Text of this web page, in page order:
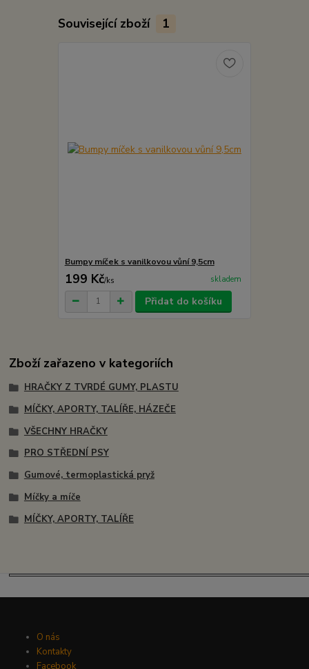
Související zboží 1
Bumpy míček s vanilkovou vůní 9,5cm
199 Kč/ks skladem
Přidat do košíku
Zboží zařazeno v kategoriích
HRAČKY Z TVRDÉ GUMY, PLASTU
MÍČKY, APORTY, TALÍŘE, HÁZEČE
VŠECHNY HRAČKY
PRO STŘEDNÍ PSY
Gumové, termoplastická pryž
Míčky a míče
MÍČKY, APORTY, TALÍŘE
O nás
Kontakty
Facebook